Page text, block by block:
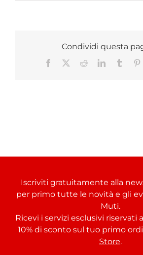
Condividi questa
Facebook RedditLinkedInTumblr
Iscriviti gratuitamente alla
per primo tutte le novità e gli
Muti.
Ricevi i servizi esclusivi riservati
10% di sconto sul tuo primo
Store.